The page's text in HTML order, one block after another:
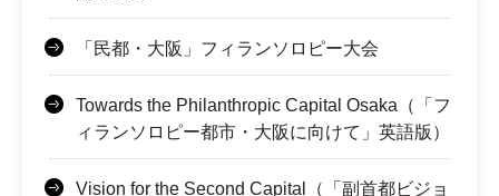
「民都・大阪」フィランソロピー大会
Towards the Philanthropic Capital Osaka（「フ
ィランソロピー都市・大阪に向けて」英語版）
Vision for the Second Capital（「副首都ビジョ